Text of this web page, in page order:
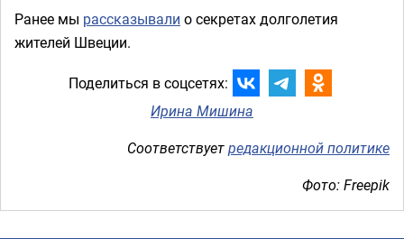
Ранее мы рассказывали о секретах долголетия
жителей Швеции.
Поделиться в соцсетях:
Ирина Мишина
Соответствуетредакционной политике
Фото: Freepik